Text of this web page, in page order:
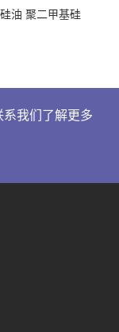
油 聚二甲基硅
我们了解更多